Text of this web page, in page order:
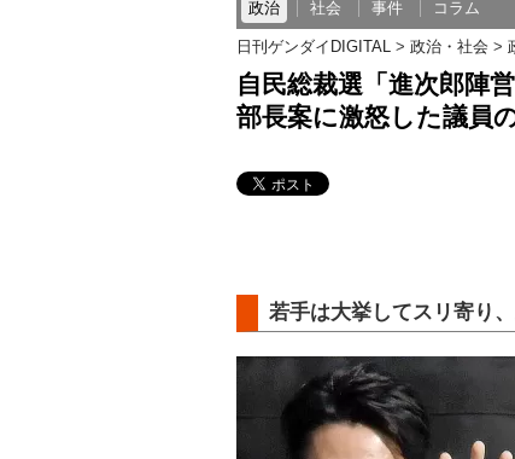
政治 社会 事件 コラム
日刊ゲンダイDIGITAL 政治・社会
自民総裁選「進次郎陣
部長案に激怒した議員
若手は大挙してスリ寄り